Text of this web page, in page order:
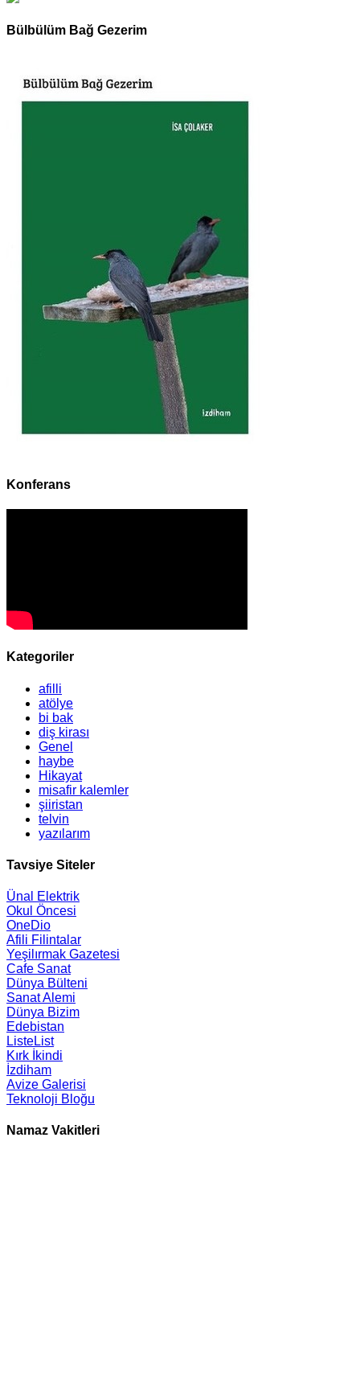
Bülbülüm Bağ Gezerim
Konferans
Kategoriler
afilli
atölye
bi bak
diş kirası
Genel
haybe
Hikayat
misafir kalemler
şiiristan
telvin
yazılarım
Tavsiye Siteler
Ünal Elektrik
Okul Öncesi
OneDio
Afili Filintalar
Yeşilırmak Gazetesi
Cafe Sanat
Dünya Bülteni
Sanat Alemi
Dünya Bizim
Edebistan
ListeList
Kırk İkindi
İzdiham
Avize Galerisi
Teknoloji Bloğu
Namaz Vakitleri